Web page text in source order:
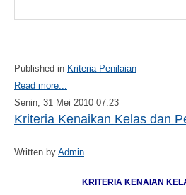
Published in Kriteria Penilaian
Read more...
Senin, 31 Mei 2010 07:23
Kriteria Kenaikan Kelas dan
Written by Admin
KRITERIA KENAIAN